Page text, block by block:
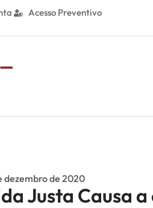
Acesso Preventivo
dezembro de 2020
Justa Causa